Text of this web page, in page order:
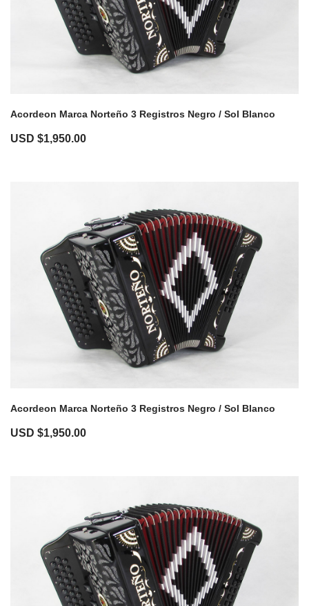
Acordeon Marca Norteño 3 Registros Negro / Sol Blanco
USD $1,950.00
Acordeon Marca Norteño 3 Registros Negro / Sol Blanco
USD $1,950.00